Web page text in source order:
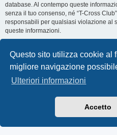
Questo sito utilizza cookie al
migliore navigazione
Ulteriori informazioni
Accetto
database. Al contempo queste
senza il tuo consenso, né “T-Cross
responsabili per qualsiasi violazione al
queste informazioni.
T-Cross Club T-Cross Club
Traduzione